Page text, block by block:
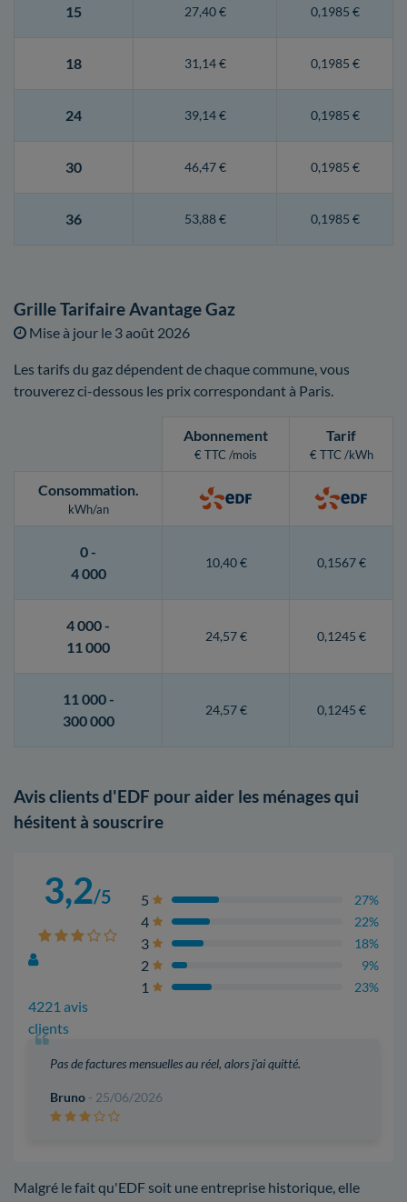
15 27,40 € 0,1985 €
18 31,14 € 0,1985 €
24 39,14 € 0,1985 €
30 46,47 € 0,1985 €
36 53,88 € 0,1985 €
Grille Tarifaire Avantage Gaz
Mise à jour le 3 août 2026
Les tarifs du gaz dépendent de chaque commune, vous
trouverez ci-dessous les prix correspondant à Paris.
Abonnement
€ TTC /mois
Tarif
€ TTC /kWh
Consommation.
kWh/an
0 -
4 000
10,40 € 0,1567 €
4 000 -
11 000
24,57 € 0,1245 €
11 000 -
300 000
24,57 € 0,1245 €
Avis clients d'EDF pour aider les ménages qui
hésitent à souscrire
3,2/5
4221 avis
clients
5 27%
4 22%
3 18%
2 9%
1 23%
Pas de factures mensuelles au réel, alors j'ai quitté.
Bruno - 25/06/2026
Malgré le fait qu'EDF soit une entreprise historique, elle